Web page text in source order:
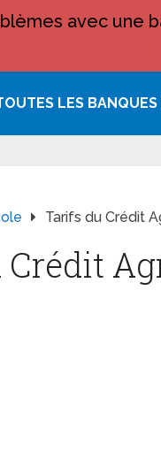
LES BANQUES
Tarifs du Crédit
avec une